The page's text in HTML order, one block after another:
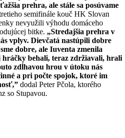
prehra, ale stále sa posúvame
semifinále kouč HK Slovan
nevyužili výhodu domáceho
bitke. „Stredajšia prehra v
vplyv. Dievčatá nastúpili dobre
dobre, ale Iuventa zmenila
behali, teraz zdržiavali, hrali
zdĺhavou hrou v útoku nás
a pri počte spojok, ktoré im
dodal Peter Pčola, ktorého
so Stupavou.